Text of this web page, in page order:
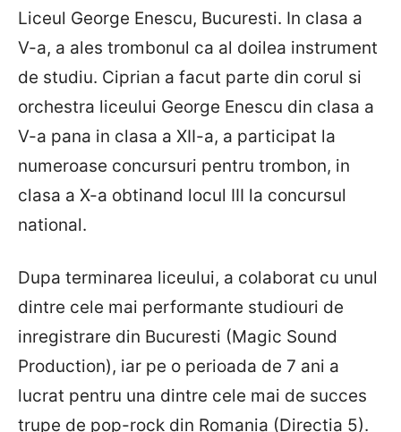
Liceul George Enescu, Bucuresti. In clasa a
V-a, a ales trombonul ca al doilea instrument
de studiu. Ciprian a facut parte din corul si
orchestra liceului George Enescu din clasa a
V-a pana in clasa a XII-a, a participat la
numeroase concursuri pentru trombon, in
clasa a X-a obtinand locul III la concursul
national.
Dupa terminarea liceului, a colaborat cu unul
dintre cele mai performante studiouri de
inregistrare din Bucuresti (Magic Sound
Production), iar pe o perioada de 7 ani a
lucrat pentru una dintre cele mai de succes
trupe de pop-rock din Romania (Directia 5).